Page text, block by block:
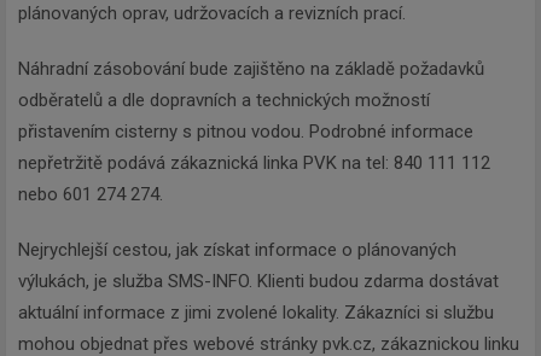
plánovaných oprav, udržovacích a revizních prací.
Náhradní zásobování bude zajištěno na základě požadavků
odběratelů a dle dopravních a technických možností
přistavením cisterny s pitnou vodou. Podrobné informace
nepřetržitě podává zákaznická linka PVK na tel: 840 111 112
nebo 601 274 274.
Nejrychlejší cestou, jak získat informace o plánovaných
výlukách, je služba SMS-INFO. Klienti budou zdarma dostávat
aktuální informace z jimi zvolené lokality. Zákazníci si službu
mohou objednat přes webové stránky pvk.cz, zákaznickou linku